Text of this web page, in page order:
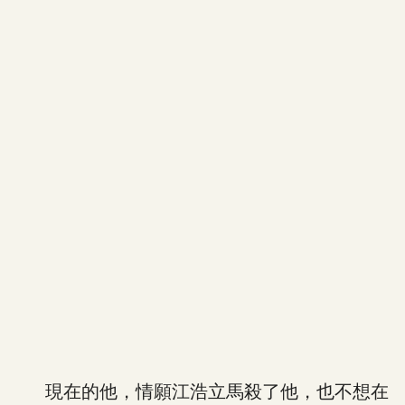
現在的他，情願江浩立馬殺了他，也不想在